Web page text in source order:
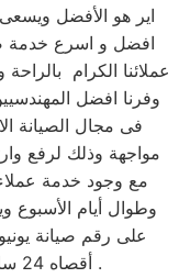
اير هو الأفضل
افضل و اسرع خدمة
عملائنا الكرام
وفرنا افضل
فى مجال الصيانة
مواجهة وذلك لرفع
مع وجود خدمة
وطوال أيام الأسبوع
على رقم صيانة
أقصاه 24 ساعة فقط من اسابو كبيرم الاوردر .